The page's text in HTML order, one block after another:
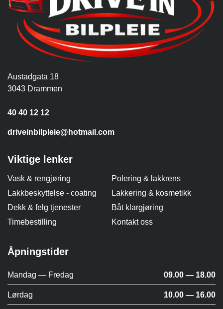
Austadgata 18
3043 Drammen
40 40 12 12
driveinbilpleie@hotmail.com
Viktige lenker
Vask & rengjøring
Polering & lakkrens
Lakkbeskyttelse - coating
Lakkering & kosmetikk
Dekk & felg tjenester
Båt klargjøring
Timebestilling
Kontakt oss
Åpningstider
Mandag — Fredag 09.00 — 18.00
Lørdag 10.00 — 16.00